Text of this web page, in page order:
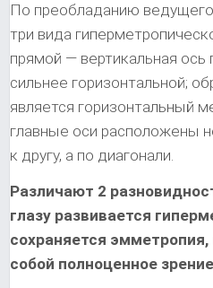
По преобладанию
три вида
прямой — вертикальная ось
сильнее горизонтальной;
является горизонтальный
главные оси расположены
к другу, а по диагонали.
Различают 2
глазу развивается
сохраняется
собой полноценное